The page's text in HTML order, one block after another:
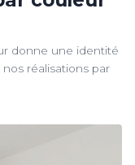
donne une identité
réalisations par